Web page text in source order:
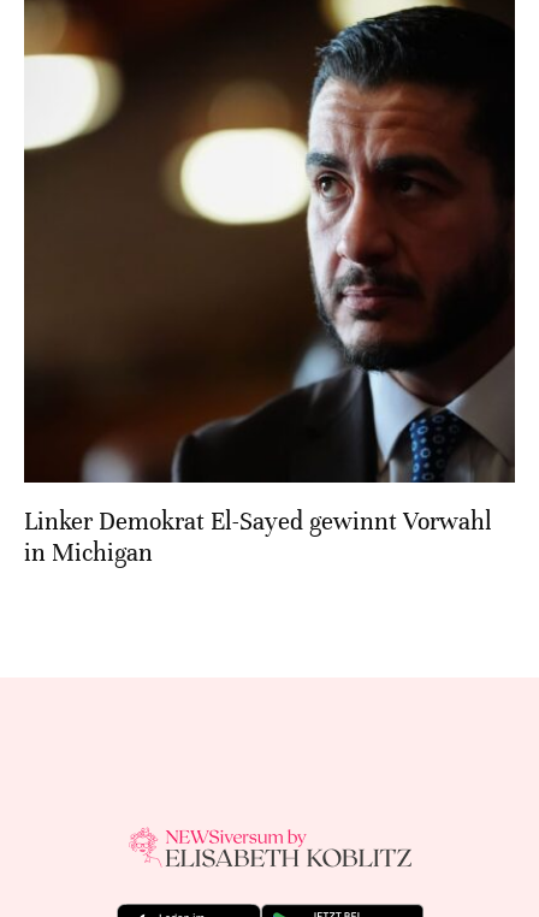
Linker Demokrat El-Sayed gewinnt Vorwahl
in Michigan